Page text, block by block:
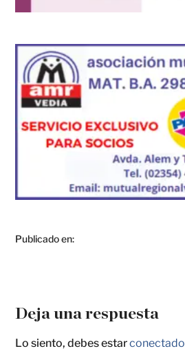
Publicado en:
Deja una respuesta
Lo siento, debes estarconectado